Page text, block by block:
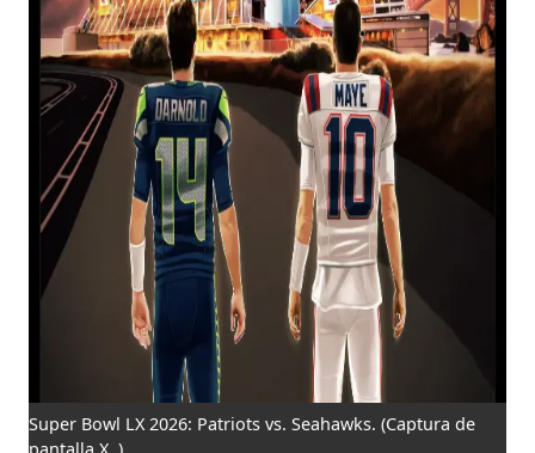
Super Bowl LX 2026: Patriots vs. Seahawks. (Captura de